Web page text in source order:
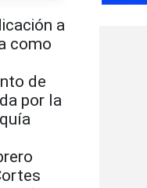
a
como
de
por la